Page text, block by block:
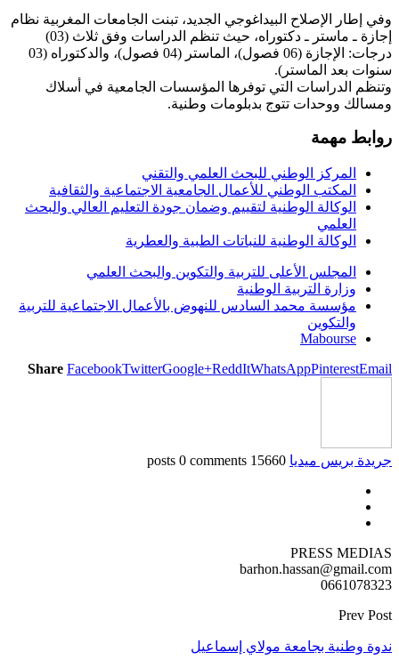
وفي إطار الإصلاح البيداغوجي الجديد، تبنت الجامعات المغربية نظام
إجازة ـ ماستر ـ دكتوراه، حيث تنظم الدراسات وفق ثلاث (03)
درجات: الإجازة (06 فصول)، الماستر (04 فصول)، والدكتوراه (03
سنوات بعد الماستر).
وتنظم الدراسات التي توفرها المؤسسات الجامعية في أسلاك
ومسالك ووحدات تتوج بدبلومات وطنية.
روابط مهمة
المركز الوطني للبحث العلمي والتقني
المكتب الوطني للأعمال الجامعية الاجتماعية والثقافية
الوكالة الوطنية لتقييم وضمان جودة التعليم العالي والبحث
العلمي
الوكالة الوطنية للنباتات الطبية والعطرية
المجلس الأعلى للتربية والتكوين والبحث العلمي
وزارة التربية الوطنية
مؤسسة محمد السادس للنهوض بالأعمال الاجتماعية للتربية
والتكوين
Mabourse
Share FacebookTwitterGoogle+ReddItWhatsAppPinterestEmail
جريدة بريس ميديا 15660 posts
0 comments
PRESS MEDIAS
barhon.hassan@gmail.com
0661078323
Prev Post
ندوة وطنية بجامعة مولاي إسماعيل